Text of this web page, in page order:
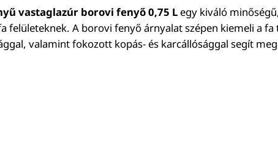
vastaglazúr borovi fenyő 0,75 L egy kiváló
felületeknek. A borovi fenyő árnyalat szépen kiemeli a
valamint fokozott kopás- és karcállósággal segít